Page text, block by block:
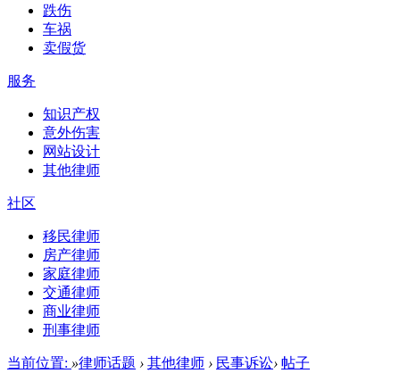
跌伤
车祸
卖假货
服务
知识产权
意外伤害
网站设计
其他律师
社区
移民律师
房产律师
家庭律师
交通律师
商业律师
刑事律师
当前位置: »律师话题 › 其他律师 › 民事诉讼› 帖子